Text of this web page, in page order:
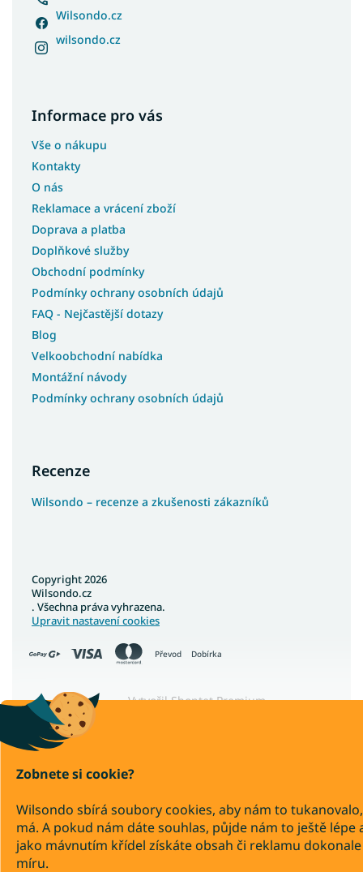
Zobnete si cookie?
Wilsondo sbírá soubory cookies, aby nám to
má. A pokud nám dáte souhlas, půjde nám to ještě lépe
jako mávnutím křídel získáte obsah či reklamu
míru.
Wilsondo.cz
wilsondo.cz
Informace pro vás
Vše o nákupu
Kontakty
O nás
Reklamace a vrácení zboží
Doprava a platba
Doplňkové služby
Obchodní podmínky
Podmínky ochrany osobních údajů
FAQ - Nejčastější dotazy
Blog
Velkoobchodní nabídka
Montážní návody
Podmínky ochrany osobních údajů
Recenze
Wilsondo – recenze a zkušenosti zákazníků
Převod Dobírka
Vytvořil Shoptet Premium
Copyright 2026
Wilsondo.cz
. Všechna práva vyhrazena.
Upravit nastavení cookies